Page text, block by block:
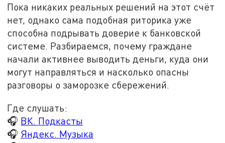
Пока никаких реальных решений на этот счёт
нет, однако сама подобная риторика уже
способна подрывать доверие к банковской
системе. Разбираемся, почему граждане
начали активнее выводить деньги, куда они
могут направляться и насколько опасны
разговоры о заморозке сбережений.
Где слушать:
🎧 ВК. Подкасты
🎧 Яндекс. Музыка